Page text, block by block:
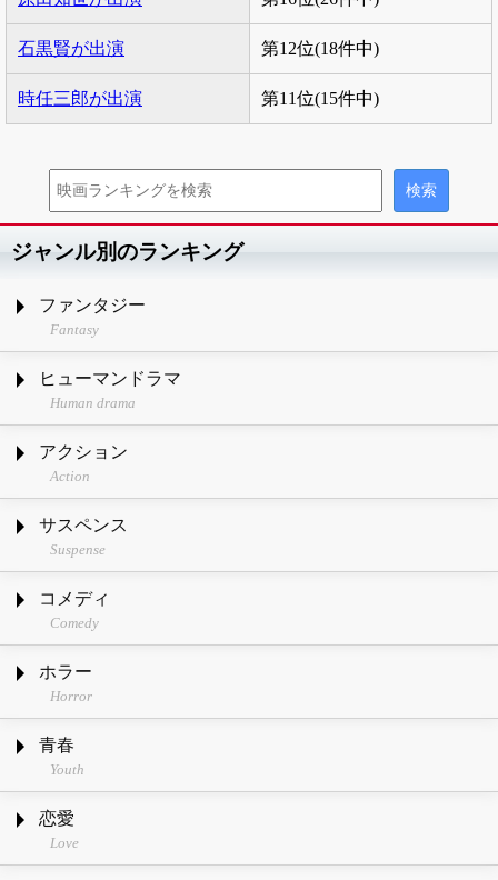
石黒賢が出演 第12位(18件中)
時任三郎が出演 第11位(15件中)
ジャンル別のランキング
ファンタジー
Fantasy
ヒューマンドラマ
Human drama
アクション
Action
サスペンス
Suspense
コメディ
Comedy
ホラー
Horror
青春
Youth
恋愛
Love